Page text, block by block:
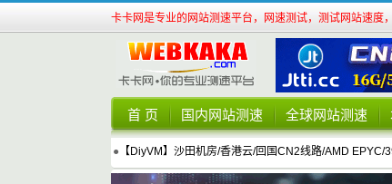
卡卡网是专业的网站测速平台，网速测试，测试网站速度
首 页 国内网站测速 全球网站测速
● 【DiyVM】沙田机房/香港云/回国CN2线路/AMD EPYC/